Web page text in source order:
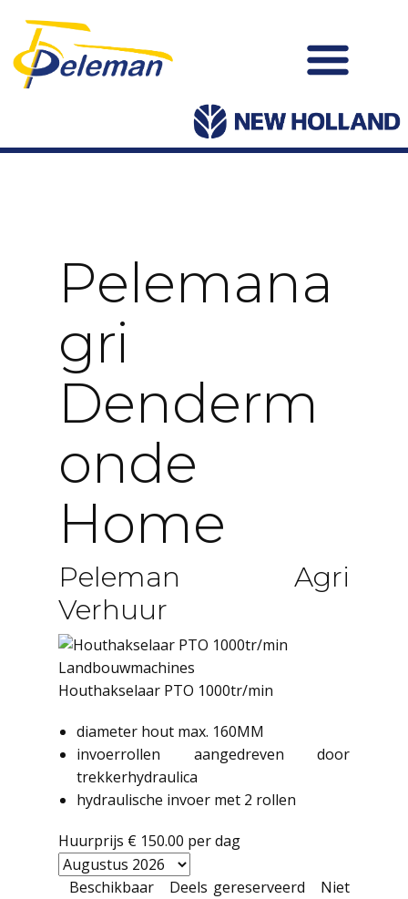
Pelemana
Gri
Denderm
Onde
Home
Peleman Agri
Verhuur
Landbouwmachines
Houthakselaar PTO 1000tr/min
diameter hout max. 160MM
invoerrollen aangedreven door
trekkerhydraulica
hydraulische invoer met 2 rollen
Huurprijs € 150.00 per dag
Beschikbaar Deels gereserveerd
Niet